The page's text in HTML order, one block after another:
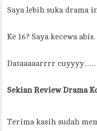
Saya lebih suka drama
Ke 16? Saya kecewa
Dataaaaarrrr cuyyyy…..
Sekian Review Drama
Terima kasih sudah